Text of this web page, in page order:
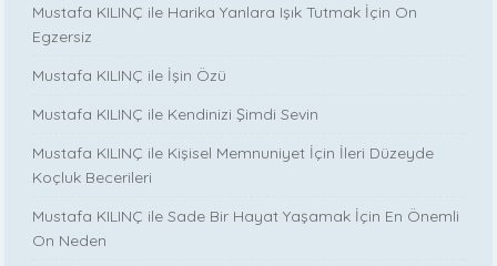
Mustafa KILINÇ ile Harika Yanlara Işık Tutmak İçin On
Egzersiz
Mustafa KILINÇ ile İşin Özü
Mustafa KILINÇ ile Kendinizi Şimdi Sevin
Mustafa KILINÇ ile Kişisel Memnuniyet İçin İleri Düzeyde
Koçluk Becerileri
Mustafa KILINÇ ile Sade Bir Hayat Yaşamak İçin En Önemli
On Neden